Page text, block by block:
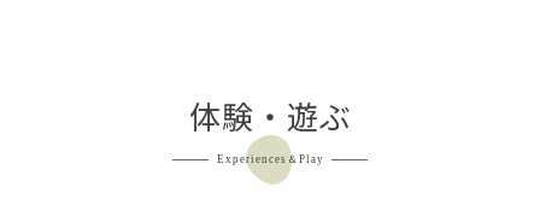
体験・遊ぶ
Experiences＆Play